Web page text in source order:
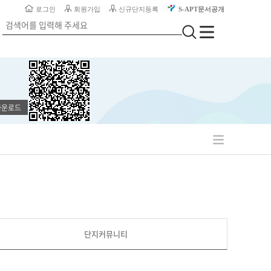
로그인 회원가입 신규단지등록 S-APT문서공개
검
전
로드
전
체
단지커뮤니티